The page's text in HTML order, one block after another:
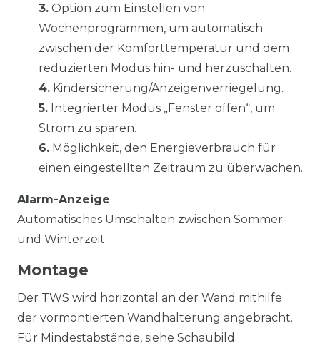
3. Option zum Einstellen von
Wochenprogrammen, um automatisch
zwischen der Komforttemperatur und dem
reduzierten Modus hin- und herzuschalten.
4. Kindersicherung/Anzeigenverriegelung.
5. Integrierter Modus „Fenster offen“, um
Strom zu sparen.
6. Möglichkeit, den Energieverbrauch für
einen eingestellten Zeitraum zu überwachen.
Alarm-Anzeige
Automatisches Umschalten zwischen Sommer-
und Winterzeit.
Montage
Der TWS wird horizontal an der Wand mithilfe
der vormontierten Wandhalterung angebracht.
Für Mindestabstände, siehe Schaubild.